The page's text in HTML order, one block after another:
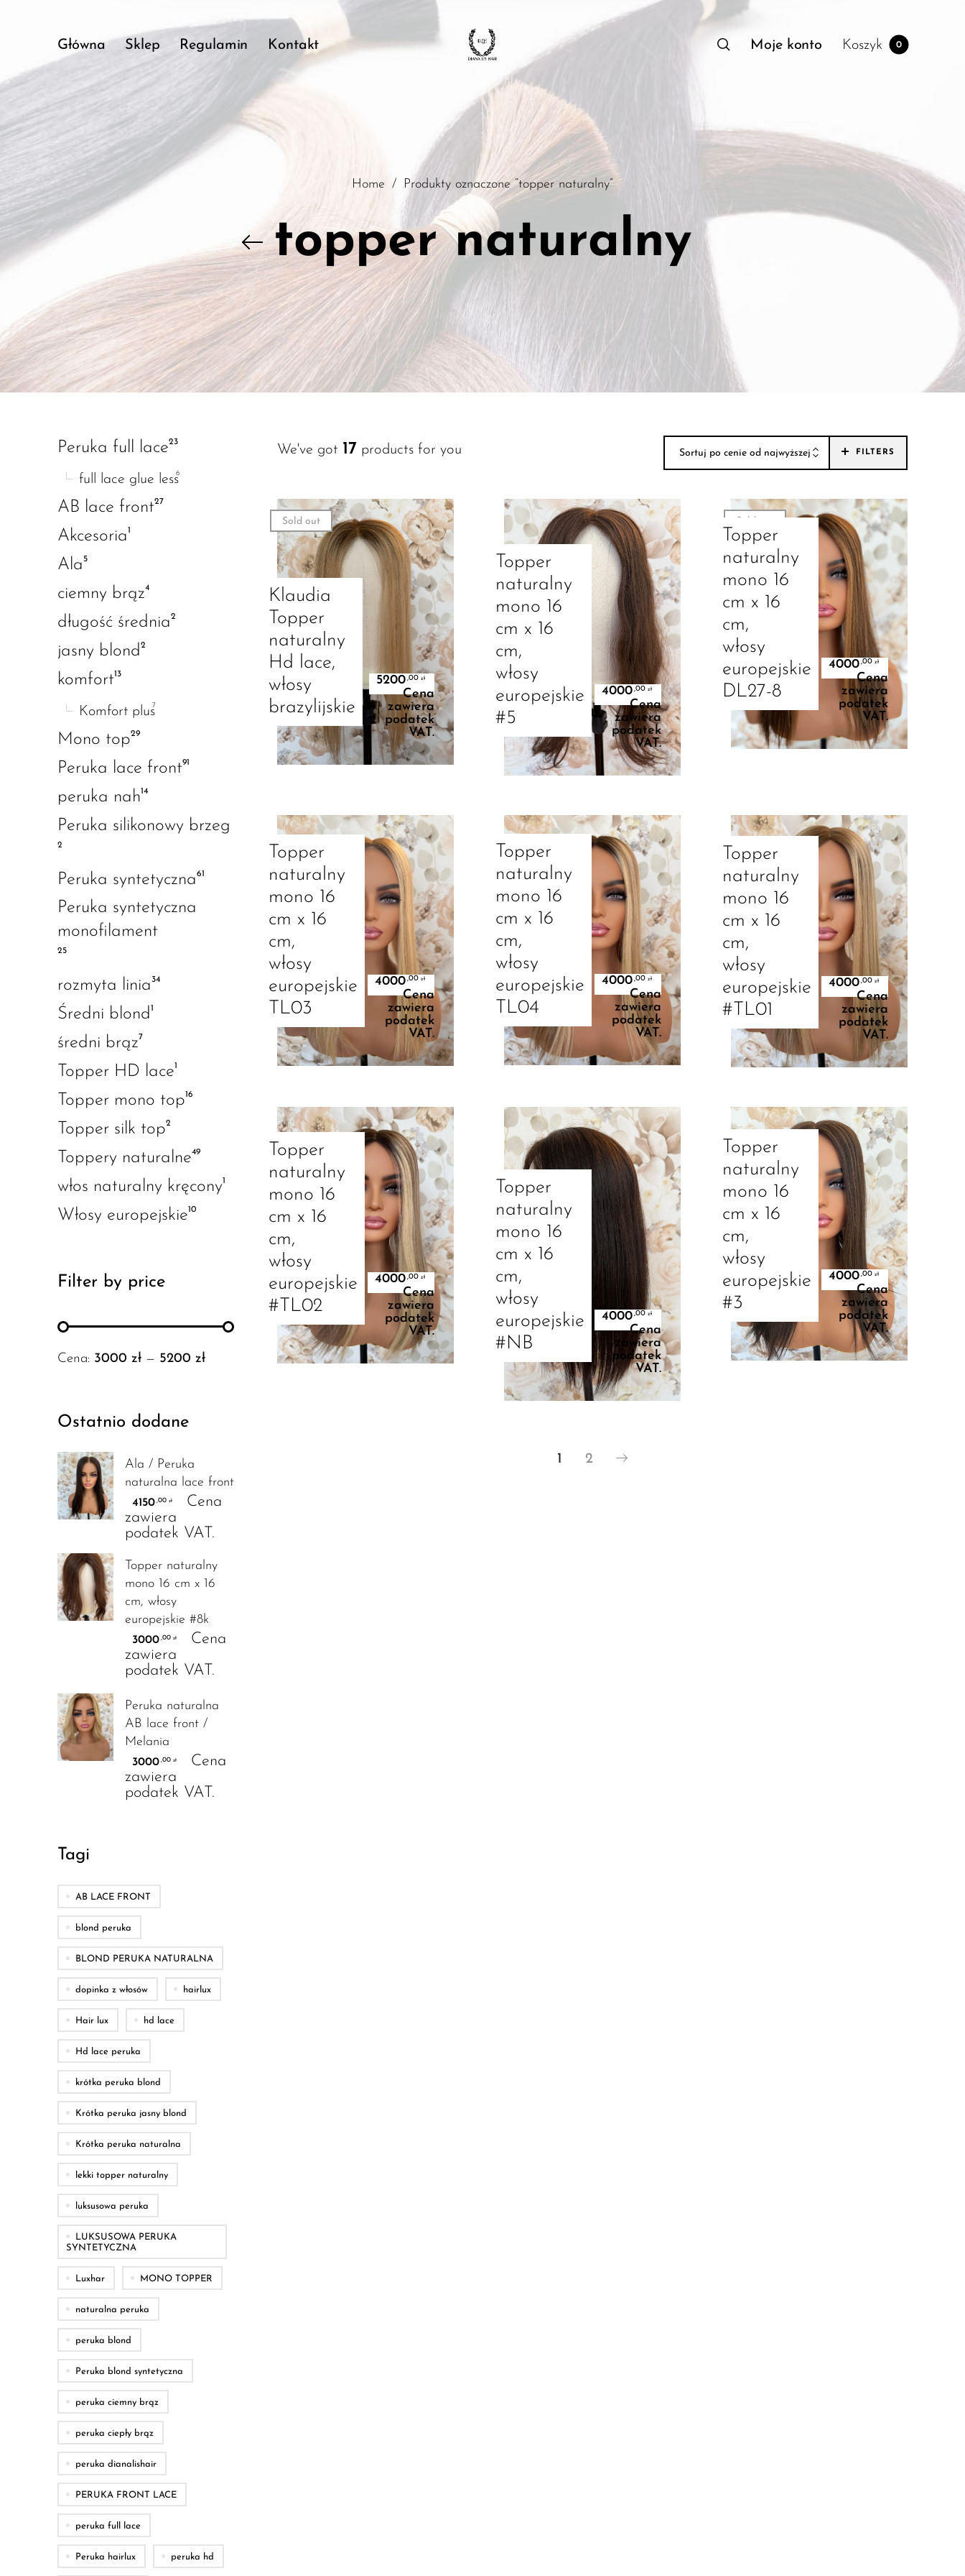
Główna Sklep Regulamin Kontakt Moje konto Koszyk 0
Home / Produkty oznaczone “topper naturalny”
topper naturalny
Peruka full lace23
full lace glue less6
AB lace front27
Akcesoria1
Ala 5
ciemny brąz4
długość średnia2
jasny blond2
komfort13
Komfort plus7
Mono top29
Peruka lace front91
peruka nah14
Peruka silikonowy brzeg
2
Peruka syntetyczna61
Peruka syntetyczna
monofilament
25
rozmyta linia34
Średni blond1
średni brąz7
Topper HD lace1
Topper mono top16
Topper silk top2
Toppery naturalne49
włos naturalny kręcony1
Włosy europejskie10
Filter by price
Cena: 3000 zł — 5200 zł
Ostatnio dodane
Ala / Peruka
naturalna lace front
4150 ,00 zł
Cena
zawiera
podatek VAT.
Topper naturalny
mono 16 cm x 16
cm, włosy
europejskie #8k
3000 ,00 zł
Cena
zawiera
podatek VAT.
Peruka naturalna
AB lace front /
Melania
3000 ,00 zł
Cena
zawiera
podatek VAT.
Tagi
AB LACE FRONT
blond peruka
BLOND PERUKA NATURALNA
dopinka z włosów hairlux
Hair lux hd lace
Hd lace peruka
krótka peruka blond
Krótka peruka jasny blond
Krótka peruka naturalna
lekki topper naturalny
luksusowa peruka
LUKSUSOWA PERUKA
SYNTETYCZNA
Luxhar MONO TOPPER
naturalna peruka
peruka blond
Peruka blond syntetyczna
peruka ciemny brąz
peruka ciepły brąz
peruka dianalishair
PERUKA FRONT LACE
peruka full lace
Peruka hairlux peruka hd
We've got 17 products for you Sortuj po cenie od najwyższej FILTERS
Sold out
Klaudia
Topper
naturalny
Hd lace,
włosy
brazylijskie
5200,00 zł
Cena
zawiera
podatek
VAT.
Topper
naturalny
mono 16
cm x 16
cm,
włosy
europejskie
#5
4000,00 zł
Cena
zawiera
podatek
VAT.
Topper
naturalny
mono 16
cm x 16
cm,
włosy
europejskie
DL27-8
4000,00 zł
Cena
zawiera
podatek
VAT.
Topper
naturalny
mono 16
cm x 16
cm,
włosy
europejskie
TL03
4000,00 zł
Cena
zawiera
podatek
VAT.
Topper
naturalny
mono 16
cm x 16
cm,
włosy
europejskie
TL04
4000,00 zł
Cena
zawiera
podatek
VAT.
Topper
naturalny
mono 16
cm x 16
cm,
włosy
europejskie
#TL01
4000,00 zł
Cena
zawiera
podatek
VAT.
Topper
naturalny
mono 16
cm x 16
cm,
włosy
europejskie
#TL02
4000,00 zł
Cena
zawiera
podatek
VAT.
Topper
naturalny
mono 16
cm x 16
cm,
włosy
europejskie
#NB
4000,00 zł
Cena
zawiera
podatek
VAT.
Topper
naturalny
mono 16
cm x 16
cm,
włosy
europejskie
#3
4000,00 zł
Cena
zawiera
podatek
VAT.
1 2